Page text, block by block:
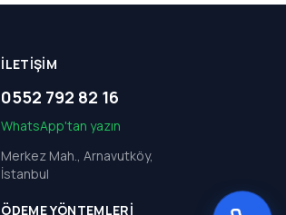
İLETIŞIM
0552 792 82 16
WhatsApp'tan yazın
Merkez Mah., Arnavutköy,
İstanbul
ÖDEME YÖNTEMLERI